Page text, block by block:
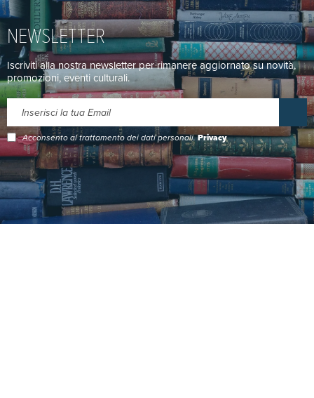
NEWSLETTER
Iscriviti alla nostra newsletter per rimanere aggiornato su novità,
promozioni, eventi culturali.
Acconsento al trattamento dei dati personali.Privacy